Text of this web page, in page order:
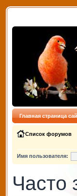
Главная страница
Список форумов
Имя пользователя:
Часто